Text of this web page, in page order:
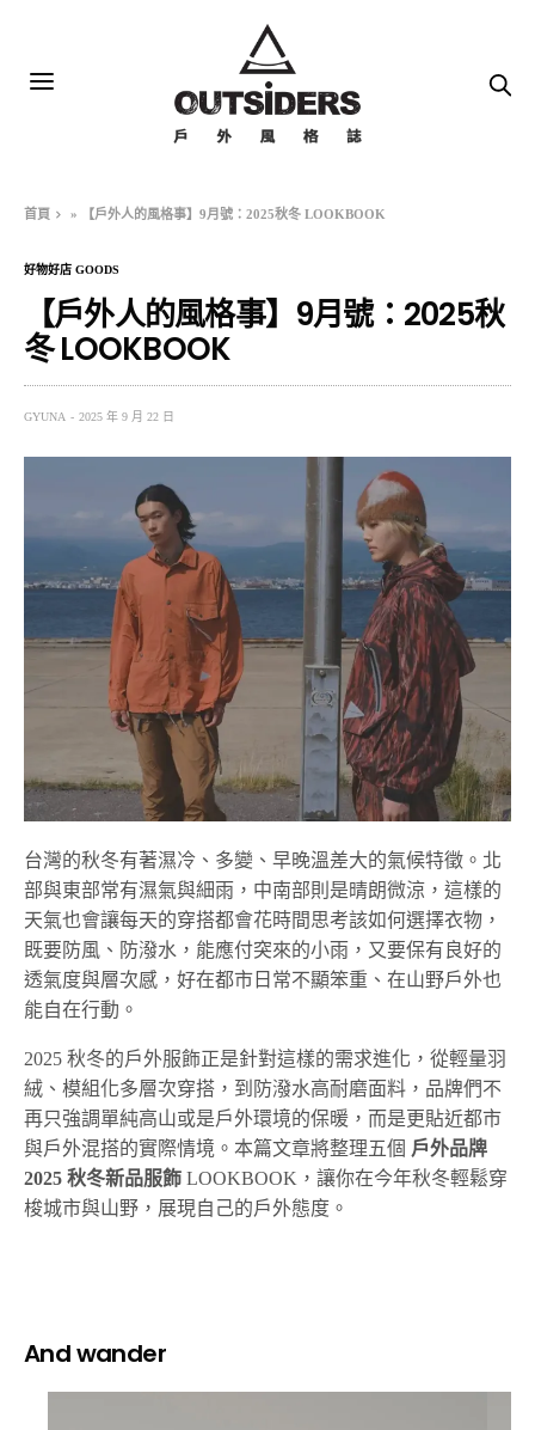
首頁 » 【戶外人的風格事】9月號：2025秋冬 LOOKBOOK
好物好店 GOODS
【戶外人的風格事】9月號：2025秋
冬 LOOKBOOK
GYUNA 2025 年 9 月 22 日
台灣的秋冬有著濕冷、多變、早晚溫差大的氣候特徵。北
部與東部常有濕氣與細雨，中南部則是晴朗微涼，這樣的
天氣也會讓每天的穿搭都會花時間思考該如何選擇衣物，
既要防風、防潑水，能應付突來的小雨，又要保有良好的
透氣度與層次感，好在都市日常不顯笨重、在山野戶外也
能自在行動。
2025 秋冬的戶外服飾正是針對這樣的需求進化，從輕量羽
絨、模組化多層次穿搭，到防潑水高耐磨面料，品牌們不
再只強調單純高山或是戶外環境的保暖，而是更貼近都市
與戶外混搭的實際情境。本篇文章將整理五個 戶外品牌
2025 秋冬新品服飾 LOOKBOOK，讓你在今年秋冬輕鬆穿
梭城市與山野，展現自己的戶外態度。
And wander